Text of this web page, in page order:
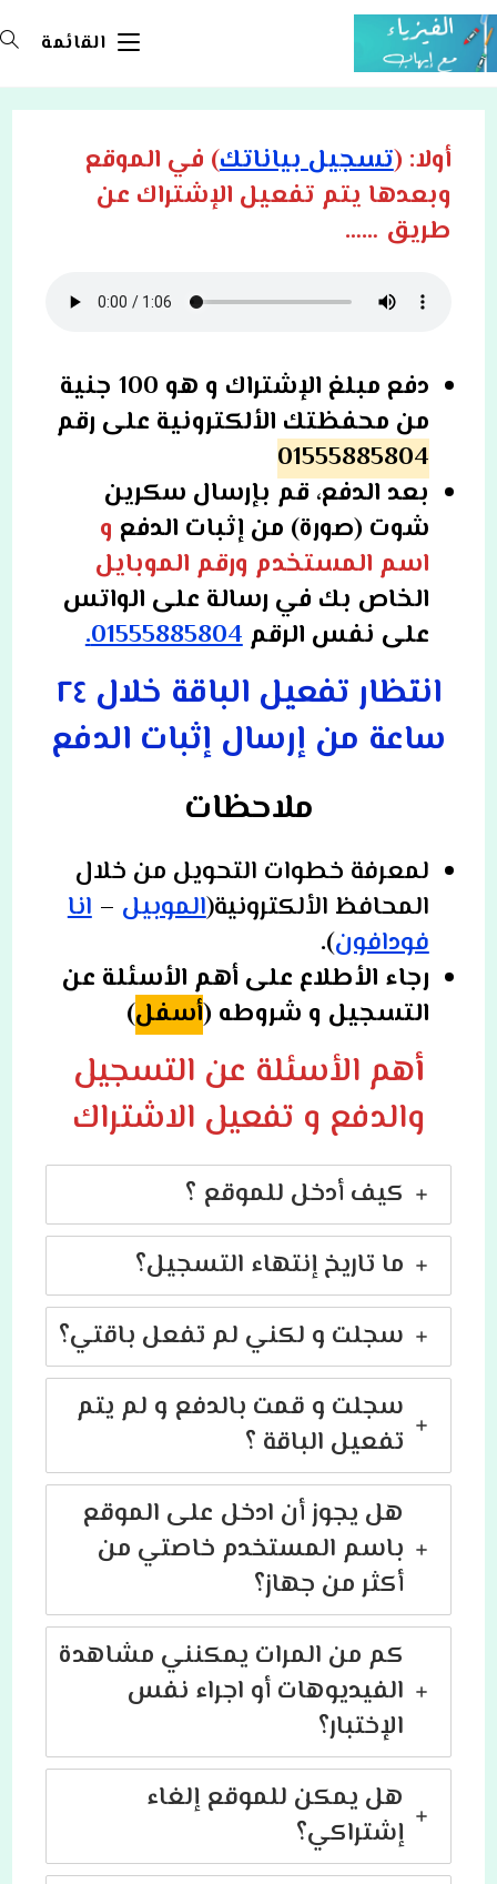
Skip
to
content
القائمة
أولا: (تسجيل بياناتك) في الموقع
وبعدها يتم تفعيل الإشتراك عن
طريق ……
دفع مبلغ الإشتراك و هو 100 جنية
من محفظتك الألكترونية على رقم
01555885804
بعد الدفع، قم بإرسال سكرين
شوت (صورة) من إثبات الدفع و
اسم المستخدم ورقم الموبايل
الخاص بك في رسالة على الواتس
على نفس الرقم01555885804.
انتظار تفعيل الباقة خلال ٢٤
ساعة من إرسال إثبات الدفع
ملاحظات
لمعرفة خطوات التحويل من خلال
المحافظ الألكترونية(الموبيل –انا
فودافون)
.
رجاء الأطلاع على أهم الأسئلة عن
التسجيل و شروطه (أسفل)
أهم الأسئلة عن التسجيل
والدفع و تفعيل الاشتراك
كيف أدخل للموقع ؟
ما تاريخ إنتهاء التسجيل؟
سجلت و لكني لم تفعل باقتي؟
سجلت و قمت بالدفع و لم يتم
تفعيل الباقة ؟
هل يجوز أن ادخل على الموقع
باسم المستخدم خاصتي من
أكثر من جهاز؟
كم من المرات يمكنني مشاهدة
الفيديوهات أو اجراء نفس
الإختبار؟
هل يمكن للموقع إلغاء
إشتراكي؟